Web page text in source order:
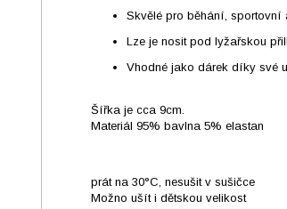
Skvělé pro běhání, sportovní
Lze je nosit pod lyžařskou
Vhodné jako dárek díky své
Šířka je cca 9cm.
Materiál 95% bavlna 5% elastan
prát na 30°C, nesušit v sušičce
Možno ušít i dětskou velikost